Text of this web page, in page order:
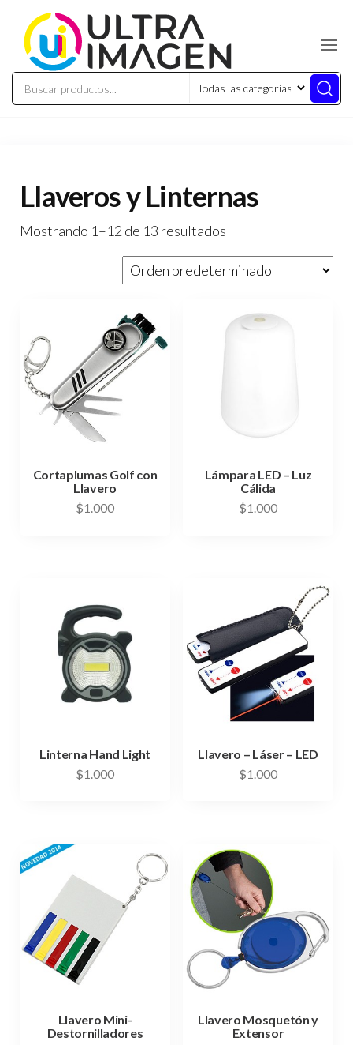
Llaveros y Linternas
Mostrando 1–12 de 13 resultados
Cortaplumas Golf con
Llavero
$1.000
Lámpara LED – Luz
Cálida
$1.000
Linterna Hand Light
$1.000
Llavero – Láser – LED
$1.000
Llavero Mini-
Destornilladores
Llavero Mosquetón y
Extensor